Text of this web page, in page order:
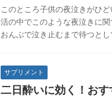
このところ子供の夜泣きがひ
活の中でこのような夜泣きに
おんぶで泣き止むまで待つと
サプリメント
二日酔いに効く！お